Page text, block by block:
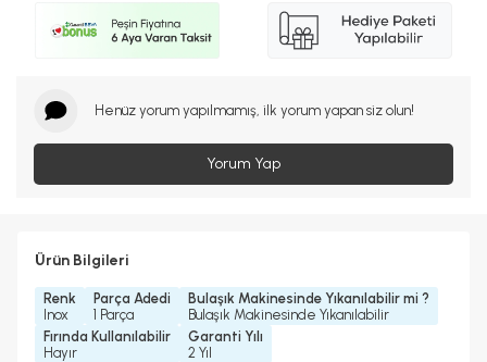
Henüz yorum yapılmamış, ilk yorum yapan siz olun!
Yorum Yap
Ürün Bilgileri
Renk
Inox
Parça Adedi
1 Parça
Bulaşık Makinesinde Yıkanılabilir mi ?
Bulaşık Makinesinde Yıkanılabilir
Fırında Kullanılabilir
Hayır
Garanti Yılı
2 Yıl